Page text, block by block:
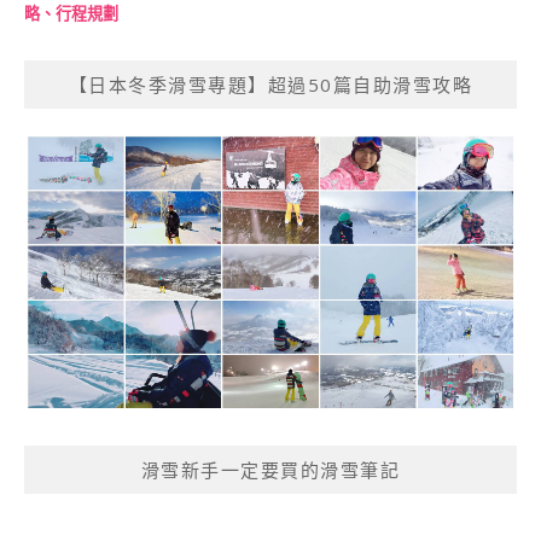
略、行程規劃
【日本冬季滑雪專題】超過50篇自助滑雪攻略
滑雪新手一定要買的滑雪筆記